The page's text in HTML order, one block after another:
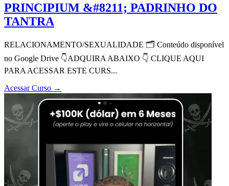
PRINCIPIUM &#8211; PADRINHO DO
TANTRA
RELACIONAMENTO/SEXUALIDADE 🗂 Conteúdo disponível
no Google Drive 👇ADQUIRA ABAIXO 👇 CLIQUE AQUI
PARA ACESSAR ESTE CURS...
Acessar Curso →